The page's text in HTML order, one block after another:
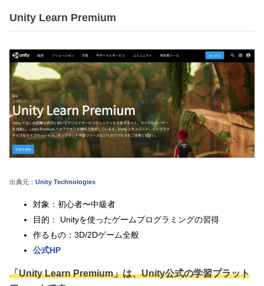
Unity Learn Premium
出典元： Unity Technologies
対象：初心者〜中級者
目的： Unityを使ったゲームプログラミングの習得
作るもの：3D/2Dゲーム全般
公式HP
「Unity Learn Premium」は、Unity公式の学習プラット